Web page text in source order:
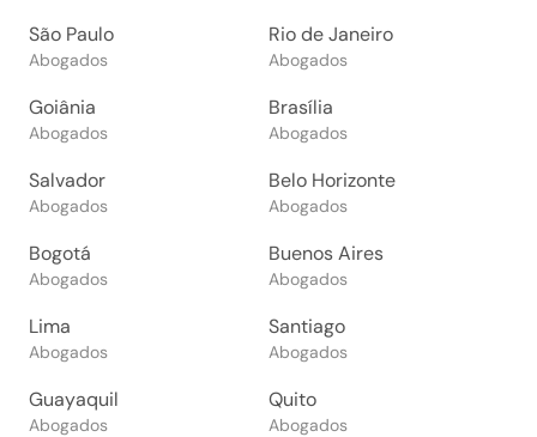
São Paulo
Abogados
Rio de Janeiro
Abogados
Goiânia
Abogados
Brasília
Abogados
Salvador
Abogados
Belo Horizonte
Abogados
Bogotá
Abogados
Buenos Aires
Abogados
Lima
Abogados
Santiago
Abogados
Guayaquil
Abogados
Quito
Abogados